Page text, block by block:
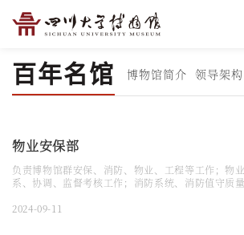
百年名馆 博物馆简介 领导架构
物业安保部
负责博物馆群安保、消防、物业、工程等工作；物
系、协调、监督考核工作；消防系统、消防值守质
2024-09-11